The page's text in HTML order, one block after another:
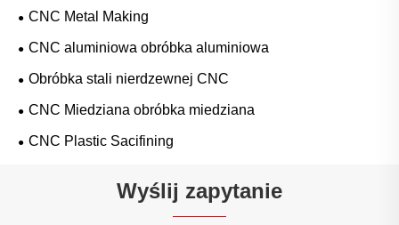
CNC Metal Making
CNC aluminiowa obróbka aluminiowa
Obróbka stali nierdzewnej CNC
CNC Miedziana obróbka miedziana
CNC Plastic Sacifining
Wyślij zapytanie